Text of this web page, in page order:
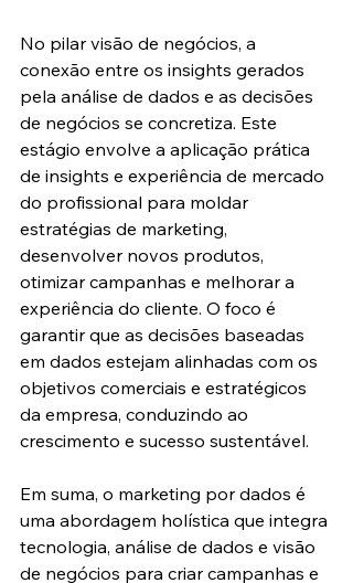
No pilar visão de negócios, a
conexão entre os insights gerados
pela análise de dados e as decisões
de negócios se concretiza. Este
estágio envolve a aplicação prática
de insights e experiência de mercado
do profissional para moldar
estratégias de marketing,
desenvolver novos produtos,
otimizar campanhas e melhorar a
experiência do cliente. O foco é
garantir que as decisões baseadas
em dados estejam alinhadas com os
objetivos comerciais e estratégicos
da empresa, conduzindo ao
crescimento e sucesso sustentável.
Em suma, o marketing por dados é
uma abordagem holística que integra
tecnologia, análise de dados e visão
de negócios para criar campanhas e